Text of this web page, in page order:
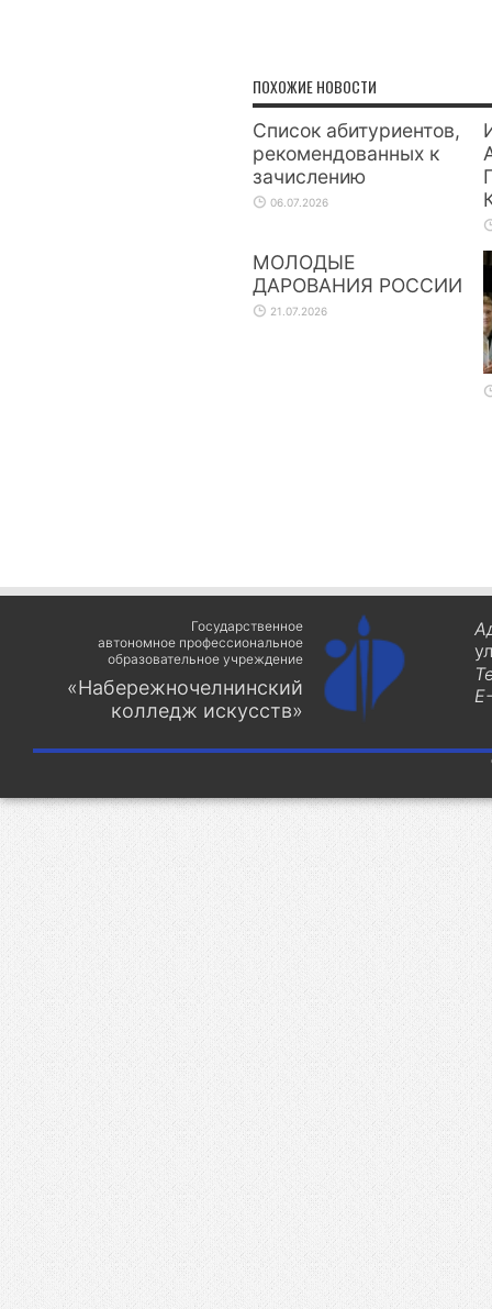
ПОХОЖИЕ НОВОСТИ
Список абитуриентов,
рекомендованных к
зачислению
06.07.2026
МОЛОДЫЕ
ДАРОВАНИЯ РОССИИ
21.07.2026
Государственное
автономное профессиональное
образовательное учреждение
«Набережночелнинский
колледж искусств»